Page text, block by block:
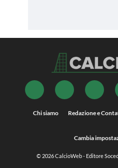
Chi siamo Redazione e
Cambia
© 2026CalcioWeb- Editore